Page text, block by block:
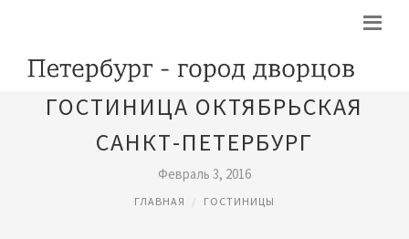
ГОСТИНИЦА ОКТЯБРЬСКАЯ
САНКТ-ПЕТЕРБУРГ
Февраль 3, 2016
ГЛАВНАЯ ГОСТИНИЦЫ